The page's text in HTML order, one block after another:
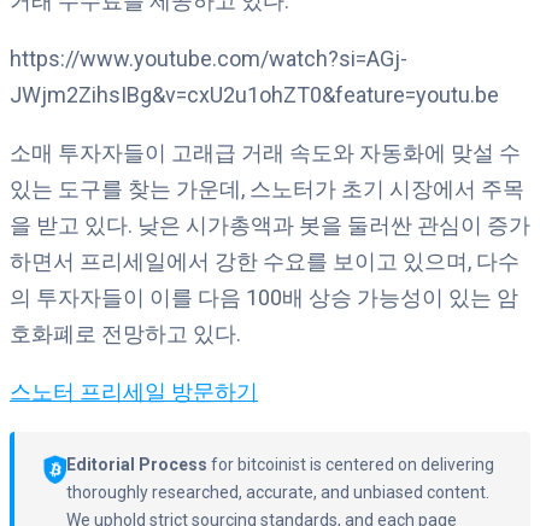
https://www.youtube.com/watch?si=AGj-
JWjm2ZihsIBg&v=cxU2u1ohZT0&feature=youtu.be
소매 투자자들이 고래급 거래 속도와 자동화에 맞설 수
있는 도구를 찾는 가운데, 스노터가 초기 시장에서 주목
을 받고 있다. 낮은 시가총액과 봇을 둘러싼 관심이 증가
하면서 프리세일에서 강한 수요를 보이고 있으며, 다수
의 투자자들이 이를 다음 100배 상승 가능성이 있는 암
호화폐로 전망하고 있다.
스노터 프리세일 방문하기
Editorial Process for bitcoinist is centered on delivering
thoroughly researched, accurate, and unbiased content.
We uphold strict sourcing standards, and each page